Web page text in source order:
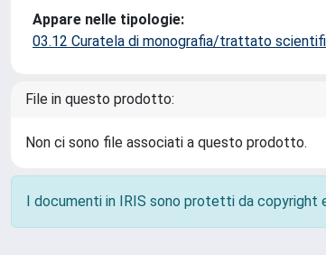
Appare nelle tipologie:
03.12 Curatela di monografia/trattato
File in questo prodotto:
Non ci sono file associati a questo prodotto.
I documenti in IRIS sono protetti da copyright